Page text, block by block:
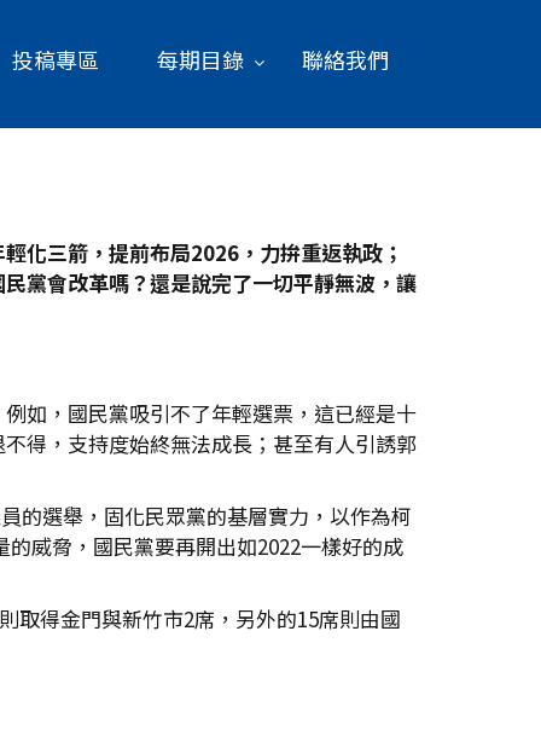
投稿專區 每期目錄 聯絡我們
化三箭，提前布局2026 ，力拚重返執政；
黨會改革嗎？還是說完了一切平靜無波，讓
如，國民黨吸引不了年輕選票，這已經是十
得，支持度始終無法成長；甚至有人引誘郭
的選舉，固化民眾黨的基層實力，以作為柯
威脅，國民黨要再開出如2022一樣好的成
取得金門與新竹市2席，另外的15席則由國